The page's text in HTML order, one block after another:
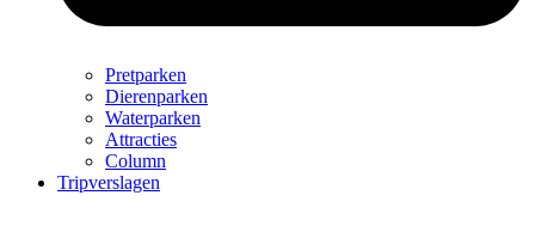
Pretparken
Dierenparken
Waterparken
Attracties
Column
Tripverslagen